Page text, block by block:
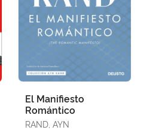
El Manifiesto
Romántico
RAND, AYN